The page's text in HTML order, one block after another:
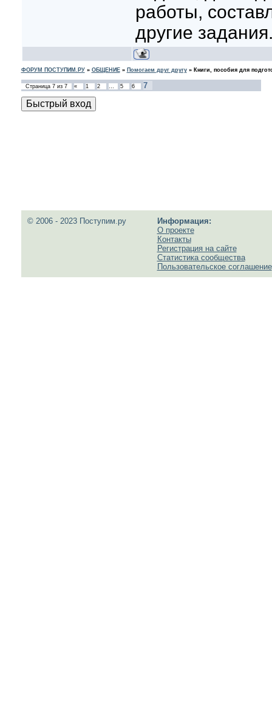
работы,
другие
ФОРУМ ПОСТУПИМ.РУ» ОБЩЕНИЕ» Помогаем друг другу» Книги, пособия для
Страница 7из 7 « 1 2 … 5 6 7
© 2006 - 2023 Поступим.ру
Информация:
О проекте
Контакты
Регистрация на сайте
Статистика сообщества
Пользовательское соглашение